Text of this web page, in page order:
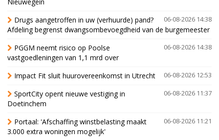
06-08-2026 14:38
Drugs aangetroffen in uw (verhuurde) pand?
Afdeling begrenst dwangsombevoegdheid van de burgemeester
06-08-2026 14:38
PGGM neemt risico op Poolse
vastgoedleningen van 1,1 mrd over
06-08-2026 12:53
Impact Fit sluit huurovereenkomst in Utrecht
06-08-2026 11:37
SportCity opent nieuwe vestiging in
Doetinchem
06-08-2026 11:21
Portaal: 'Afschaffing winstbelasting maakt
3.000 extra woningen mogelijk'